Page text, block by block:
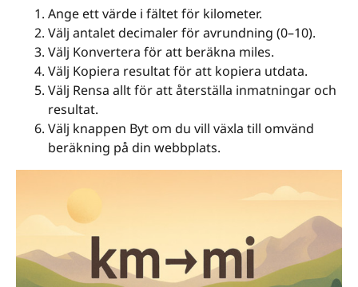
Ange ett värde i fältet för kilometer.
Välj antalet decimaler för avrundning (0–10).
Välj Konvertera för att beräkna miles.
Välj Kopiera resultat för att kopiera utdata.
Välj Rensa allt för att återställa inmatningar och
resultat.
Välj knappen Byt om du vill växla till omvänd
beräkning på din webbplats.